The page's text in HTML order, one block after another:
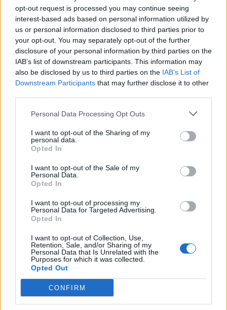
opt-out request is processed you may continue seeing
interest-based ads based on personal information utilized by
us or personal information disclosed to third parties prior to
your opt-out. You may separately opt-out of the further
disclosure of your personal information by third parties on the
IAB’s list of downstream participants. This information may
also be disclosed by us to third parties on the IAB’s List of
Downstream Participants that may further disclose it to other
Personal Data Processing Opt Outs
I want to opt-out of the Sharing of my
personal data.
Opted In
I want to opt-out of the Sale of my
Personal Data.
Opted In
I want to opt-out of processing my
Personal Data for Targeted Advertising.
Opted In
I want to opt-out of Collection, Use,
Retention, Sale, and/or Sharing of my
Personal Data that Is Unrelated with the
Purposes for which it was collected.
Opted Out
CONFIRM
Vallecano
2024
Rayo
Vallecano
1-1 Real Madrid
2023 Real Madrid 0-0
Rayo
Vallecano
Vallecano
2022
Rayo
Vallecano
3-2 Real Madrid
2022
Rayo
2021 Real Madrid 2-1